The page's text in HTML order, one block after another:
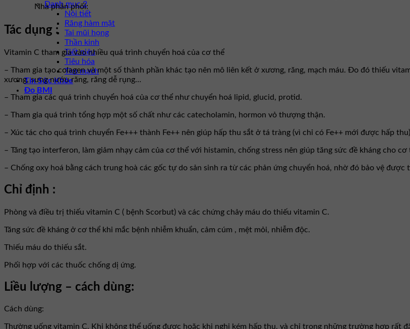
Danh mục 2
Nội tiết
Răng hàm mặt
Tai mũi họng
Thần kinh
Tiết niệu
Tiêu hóa
Tim mạch
Tin Sức Khỏe
Đo BMI
Nhà phân phối:
Tác dụng :
Vitamin C tham gia vào nhiều quá trình chuyển hoá của cơ thể
– Tham gia tạo colagen và một số thành phần khác tạo nên mô liên kết ở xương, răng, mạch máu. Đo đó thiếu
xương, sưng nướu răng, răng dễ rụng…
– Tham gia các quá trình chuyển hoá của cơ thể như chuyển hoá lipid, glucid, protid.
– Tham gia quá trình tổng hợp một số chất như các catecholamin, hormon vỏ thượng thận.
– Xúc tác cho quá trình chuyển Fe+++ thành Fe++ nên giúp hấp thu sắt ở tá tràng (vì chỉ có Fe++ mới được hấp
– Tăng tạo interferon, làm giảm nhạy cảm của cơ thể với histamin, chống stress nên giúp tăng sức đề kháng cho cơ
– Chống oxy hoá bằng cách trung hoà các gốc tự do sản sinh ra từ các phản ứng chuyển hoá, nhờ đó bảo vệ
Chỉ định :
Phòng và điều trị thiếu vitamin C ( bệnh Scorbut) và các chứng chảy máu do thiếu vitamin C.
Tăng sức đề kháng ở cơ thể khi mắc bệnh nhiễm khuẩn, cảm cúm , mệt mỏi, nhiễm độc.
Thiếu máu do thiếu sắt.
Phối hợp với các thuốc chống dị ứng.
Liều lượng – cách dùng:
Cách dùng:
Thường uống vitamin C. Khi không thể uống được hoặc khi nghi kém hấp thu, và chỉ trong những trường hợp rất